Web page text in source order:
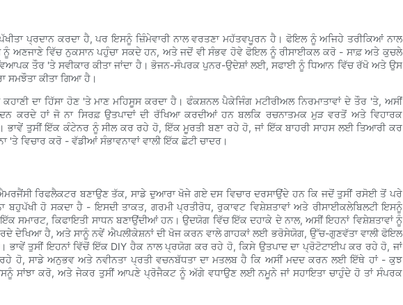
ਪ੍ਰਦਾਨ ਕਰਦਾ ਹੈ, ਪਰ ਇਸਨੂੰ ਜ਼ਿੰਮੇਵਾਰੀ ਨਾਲ ਵਰਤਣਾ ਮਹੱਤਵਪੂਰਨ ਹੈ। ਫੋਇਲ ਨੂੰ ਅਜਿਹੇ ਤਰੀਕਿਆਂ ਨਾਲ
ਅਣਜਾਣੇ ਵਿੱਚ ਨੁਕਸਾਨ ਪਹੁੰਚਾ ਸਕਦੇ ਹਨ, ਅਤੇ ਜਦੋਂ ਵੀ ਸੰਭਵ ਹੋਵੇ ਫੋਇਲ ਨੂੰ ਰੀਸਾਈਕਲ ਕਰੋ - ਸਾਫ਼ ਅਤੇ ਕੁਚਲੇ
ਤੌਰ 'ਤੇ ਸਵੀਕਾਰ ਕੀਤਾ ਜਾਂਦਾ ਹੈ। ਭੋਜਨ-ਸੰਪਰਕ ਪੁਨਰ-ਉਦੇਸ਼ਾਂ ਲਈ, ਸਫਾਈ ਨੂੰ ਧਿਆਨ ਵਿੱਚ ਰੱਖੋ ਅਤੇ ਉਸ
ਸਮਝੌਤਾ ਕੀਤਾ ਗਿਆ ਹੈ।
ਦਾ ਹਿੱਸਾ ਹੋਣ 'ਤੇ ਮਾਣ ਮਹਿਸੂਸ ਕਰਦਾ ਹੈ। ਫੰਕਸ਼ਨਲ ਪੈਕੇਜਿੰਗ ਮਟੀਰੀਅਲ ਨਿਰਮਾਤਾਵਾਂ ਦੇ ਤੌਰ 'ਤੇ, ਅਸੀਂ
ਕਰਦੇ ਹਾਂ ਜੋ ਨਾ ਸਿਰਫ਼ ਉਤਪਾਦਾਂ ਦੀ ਰੱਖਿਆ ਕਰਦੀਆਂ ਹਨ ਬਲਕਿ ਰਚਨਾਤਮਕ ਮੁੜ ਵਰਤੋਂ ਅਤੇ ਵਿਹਾਰਕ
ਤੁਸੀਂ ਇੱਕ ਕੰਟੇਨਰ ਨੂੰ ਸੀਲ ਕਰ ਰਹੇ ਹੋ, ਇੱਕ ਮੂਰਤੀ ਬਣਾ ਰਹੇ ਹੋ, ਜਾਂ ਇੱਕ ਬਾਹਰੀ ਸਾਹਸ ਲਈ ਤਿਆਰੀ ਕਰ
'ਤੇ ਵਿਚਾਰ ਕਰੋ - ਵੱਡੀਆਂ ਸੰਭਾਵਨਾਵਾਂ ਵਾਲੀ ਇੱਕ ਛੋਟੀ ਚਾਦਰ।
ਰਿਫਲੈਕਟਰ ਬਣਾਉਣ ਤੱਕ, ਸਾਡੇ ਦੁਆਰਾ ਖੋਜੇ ਗਏ ਦਸ ਵਿਚਾਰ ਦਰਸਾਉਂਦੇ ਹਨ ਕਿ ਜਦੋਂ ਤੁਸੀਂ ਰਸੋਈ ਤੋਂ ਪਰੇ
ਬਹੁਪੱਖੀ ਹੋ ਸਕਦਾ ਹੈ - ਇਸਦੀ ਤਾਕਤ, ਗਰਮੀ ਪ੍ਰਤੀਰੋਧ, ਰੁਕਾਵਟ ਵਿਸ਼ੇਸ਼ਤਾਵਾਂ ਅਤੇ ਰੀਸਾਈਕਲੇਬਿਲਟੀ ਇਸਨੂੰ
ਸਮਾਰਟ, ਕਿਫਾਇਤੀ ਸਾਧਨ ਬਣਾਉਂਦੀਆਂ ਹਨ। ਉਦਯੋਗ ਵਿੱਚ ਇੱਕ ਦਹਾਕੇ ਦੇ ਨਾਲ, ਅਸੀਂ ਇਹਨਾਂ ਵਿਸ਼ੇਸ਼ਤਾਵਾਂ ਨੂੰ
ਦੇਖਿਆ ਹੈ, ਅਤੇ ਸਾਨੂੰ ਨਵੇਂ ਐਪਲੀਕੇਸ਼ਨਾਂ ਦੀ ਖੋਜ ਕਰਨ ਵਾਲੇ ਗਾਹਕਾਂ ਲਈ ਭਰੋਸੇਯੋਗ, ਉੱਚ-ਗੁਣਵੱਤਾ ਵਾਲੀ ਫੋਇਲ
ਭਾਵੇਂ ਤੁਸੀਂ ਇਹਨਾਂ ਵਿੱਚੋਂ ਇੱਕ DIY ਹੈਕ ਨਾਲ ਪ੍ਰਯੋਗ ਕਰ ਰਹੇ ਹੋ, ਕਿਸੇ ਉਤਪਾਦ ਦਾ ਪ੍ਰੋਟੋਟਾਈਪ ਕਰ ਰਹੇ ਹੋ, ਜਾਂ
ਹੋ, ਸਾਡੇ ਅਨੁਭਵ ਅਤੇ ਨਵੀਨਤਾ ਪ੍ਰਤੀ ਵਚਨਬੱਧਤਾ ਦਾ ਮਤਲਬ ਹੈ ਕਿ ਅਸੀਂ ਮਦਦ ਕਰਨ ਲਈ ਇੱਥੇ ਹਾਂ - ਕੁਝ
ਸਾਂਝਾ ਕਰੋ, ਅਤੇ ਜੇਕਰ ਤੁਸੀਂ ਆਪਣੇ ਪ੍ਰੋਜੈਕਟ ਨੂੰ ਅੱਗੇ ਵਧਾਉਣ ਲਈ ਨਮੂਨੇ ਜਾਂ ਸਹਾਇਤਾ ਚਾਹੁੰਦੇ ਹੋ ਤਾਂ ਸੰਪਰਕ